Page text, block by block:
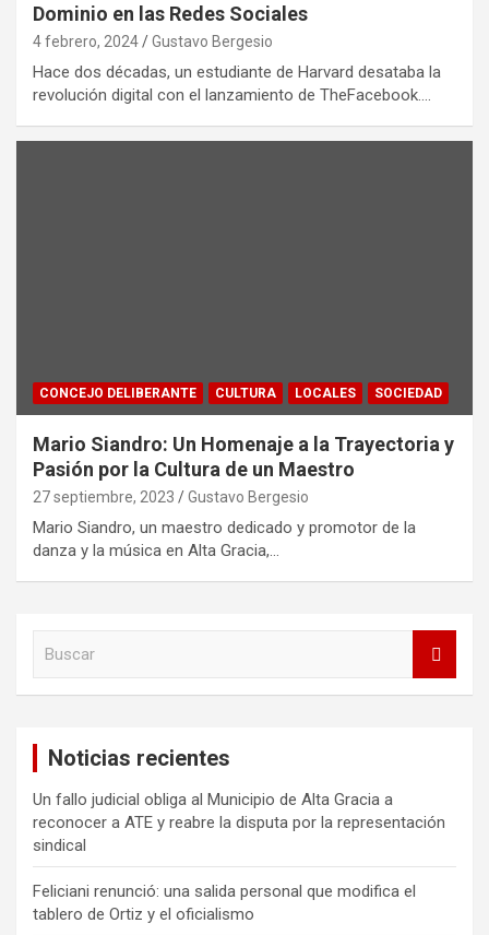
Dominio en las Redes Sociales
4 febrero, 2024 Gustavo Bergesio
Hace dos décadas, un estudiante de Harvard desataba la
revolución digital con el lanzamiento de TheFacebook.…
CONCEJO DELIBERANTE CULTURA LOCALES SOCIEDAD
Mario Siandro: Un Homenaje a la Trayectoria y
Pasión por la Cultura de un Maestro
27 septiembre, 2023 Gustavo Bergesio
Mario Siandro, un maestro dedicado y promotor de la
danza y la música en Alta Gracia,…
Noticias recientes
Un fallo judicial obliga al Municipio de Alta Gracia a
reconocer a ATE y reabre la disputa por la representación
sindical
Feliciani renunció: una salida personal que modifica el
tablero de Ortiz y el oficialismo